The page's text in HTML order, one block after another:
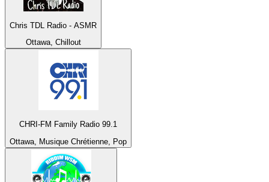
Chris TDL Radio - ASMR
Ottawa, Chillout
CHRI-FM Family Radio 99.1
Ottawa, Musique Chrétienne, Pop